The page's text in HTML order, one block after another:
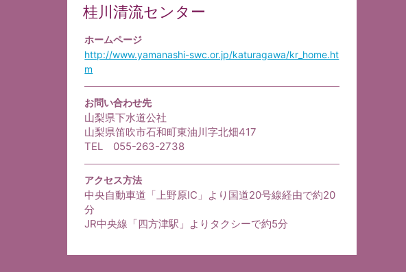
桂川清流センター
ホームページ
http://www.yamanashi-swc.or.jp/katuragawa/kr_home.ht
m
お問い合わせ先
山梨県下水道公社
山梨県笛吹市石和町東油川字北畑417
TEL 055-263-2738
アクセス方法
中央自動車道「上野原IC」より国道20号線経由で約20
分
JR中央線「四方津駅」よりタクシーで約5分